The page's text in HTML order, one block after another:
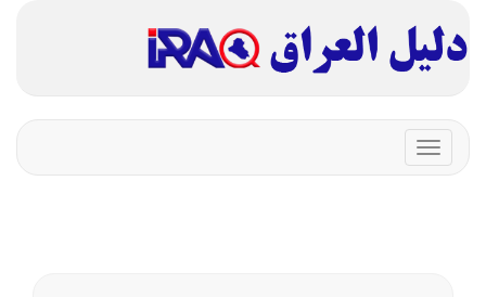
Toggle
navigation